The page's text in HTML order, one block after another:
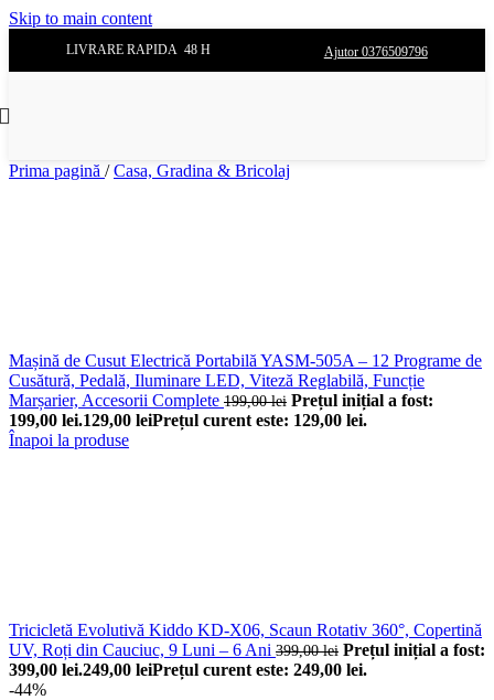
Skip to main content
LIVRARE RAPIDA 48 H Ajutor 0376509796
Prima pagină / Casa, Gradina & Bricolaj
Mașină de Cusut Electrică Portabilă YASM-505A – 12 Programe de
Cusătură, Pedală, Iluminare LED, Viteză Reglabilă, Funcție
Marșarier, Accesorii Complete 199,00lei Prețul inițial a fost:
199,00 lei.129,00 leiPrețul curent este: 129,00 lei.
Înapoi la produse
Tricicletă Evolutivă Kiddo KD-X06, Scaun Rotativ 360°, Copertină
UV, Roți din Cauciuc, 9 Luni – 6 Ani 399,00lei Prețul inițial a fost:
399,00 lei.249,00 leiPrețul curent este: 249,00 lei.
-44%